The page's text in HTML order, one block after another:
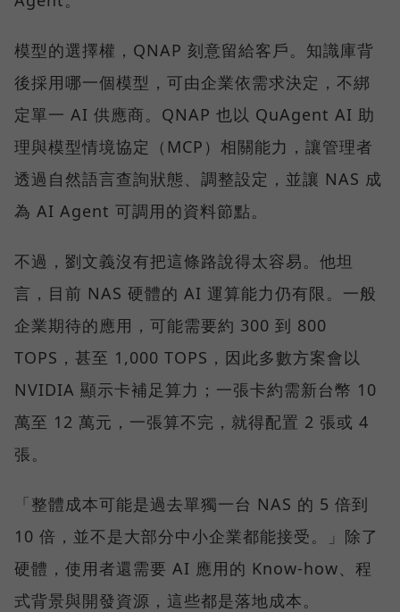
模型的選擇權，QNAP 刻意留給客戶。知識庫背
後採用哪一個模型，可由企業依需求決定，不綁
定單一 AI 供應商。QNAP 也以 QuAgent AI 助
理與模型情境協定（MCP）相關能力，讓管理者
透過自然語言查詢狀態、調整設定，並讓 NAS 成
為 AI Agent 可調用的資料節點。
不過，劉文義沒有把這條路說得太容易。他坦
言，目前 NAS 硬體的 AI 運算能力仍有限。一般
企業期待的應用，可能需要約 300 到 800
TOPS，甚至 1,000 TOPS，因此多數方案會以
NVIDIA 顯示卡補足算力；一張卡約需新台幣 10
萬至 12 萬元，一張算不完，就得配置 2 張或 4
張。
「整體成本可能是過去單獨一台 NAS 的 5 倍到
10 倍，並不是大部分中小企業都能接受。」除了
硬體，使用者還需要 AI 應用的 Know-how、程
式背景與開發資源，這些都是落地成本。